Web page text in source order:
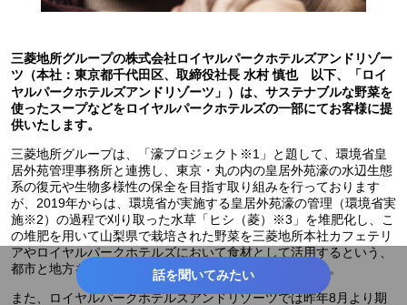
三菱地所グループの株式会社ロイヤルパークホテルズアンドリゾー
ツ（本社：東京都千代田区、取締役社長 水村 慎也 以下、「ロイ
ヤルパークホテルズアンドリゾーツ」）は、サステナブルな野菜を
使ったスープなどをロイヤルパークホテルズの一部にてお客様に提
供いたします。
三菱地所グループは、「濠プロジェクト※1」と題して、環境省皇
居外苑管理事務所と連携し、東京・丸の内の皇居外苑濠の水辺生態
系の復元や生物多様性の保全を目指す取り組みを行っております
が、2019年からは、環境省が実施する皇居外苑濠の管理（環境省実
施※2）の過程で刈り取った水草「ヒシ（菱）※3」を堆肥化し、こ
の堆肥を用いて山梨県で栽培された野菜を三菱地所本社カフェテリ
アやロイヤルパークホテルズにおいて食材として活用するという、
都市と地方をつなぐ資源循環の仕組みを構築しています。
また、ロイヤルパークホテルズアンドリゾーツでは昨年8月より期
話を聞いてみたい